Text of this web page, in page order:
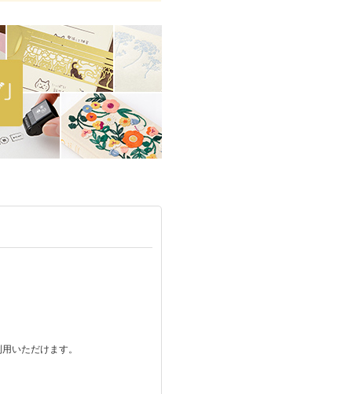
いただけます。